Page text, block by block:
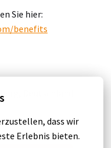
dass wir
Erlebnis bieten.
Sie hier:
benefits